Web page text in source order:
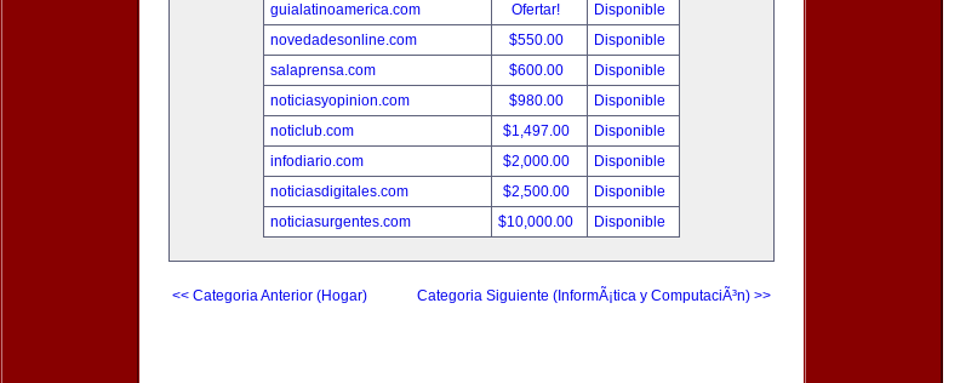
guialatinoamerica.com
Ofertar!
Disponible
novedadesonline.com
$550.00
Disponible
salaprensa.com
$600.00
Disponible
noticiasyopinion.com
$980.00
Disponible
noticlub.com
$1,497.00
Disponible
infodiario.com
$2,000.00
Disponible
noticiasdigitales.com
$2,500.00
Disponible
noticiasurgentes.com
$10,000.00 Disponible
<< Categoria Anterior (Hogar) Categoria Siguiente (InformÃ¡tica y ComputaciÃ³n) >>